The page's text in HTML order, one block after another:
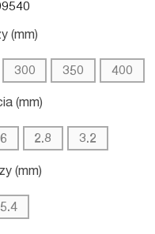
(mm)
300 350 400
(mm)
2.8 3.2
(mm)